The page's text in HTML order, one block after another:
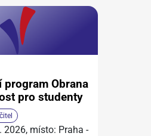
program Obrana
pro studenty
2026, místo: Praha -